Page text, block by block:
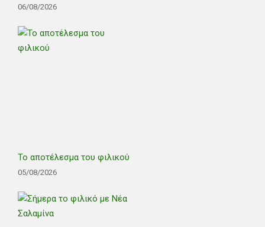
06/08/2026
Το αποτέλεσμα του φιλικού
05/08/2026